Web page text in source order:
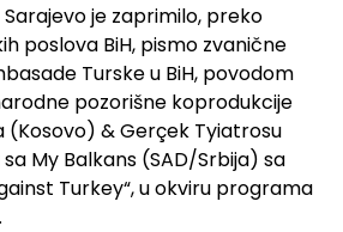
je zaprimilo, preko
poslova BiH, pismo zvanične
Turske u BiH, povodom
pozorišne koprodukcije
(Kosovo) & Gerçek Tyiatrosu
My Balkans (SAD/Srbija) sa
Turkey“, u okviru programa